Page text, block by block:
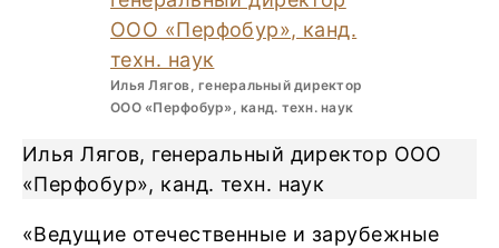
Илья Лягов, генеральный директор
ООО «Перфобур», канд. техн. наук
Илья Лягов, генеральный директор ООО
«Перфобур», канд. техн. наук
«Ведущие отечественные и зарубежные